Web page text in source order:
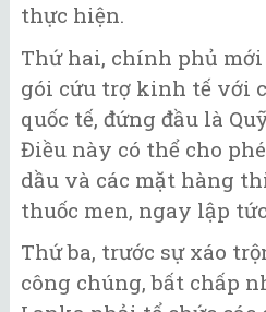
thực hiện.
Thứ hai, chính phủ
gói cứu trợ kinh tế với
quốc tế, đứng đầu là
Điều này có thể cho
dầu và các mặt hàng
thuốc men, ngay lập
Thứ ba, trước sự xáo
công chúng, bất chấp